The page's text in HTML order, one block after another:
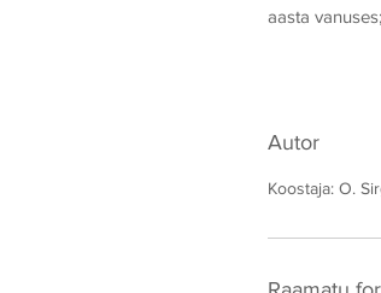
aasta
Autor
Koostaja: O.